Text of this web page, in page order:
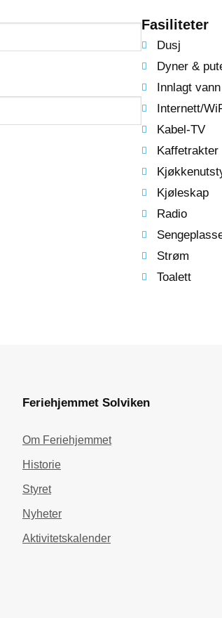
Fasiliteter
Dusj
Dyner &
Innlagt vann
Internett/
Kabel-TV
Kaffetrakter
Kjøleskap
Radio
Strøm
Toalett
Feriehjemmet Solviken
Om Feriehjemmet
Historie
Styret
Nyheter
Aktivitetskalender